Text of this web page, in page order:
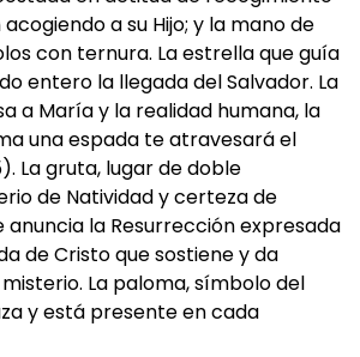
a su Hijo; y la mano de
con ternura. La estrella que guía
entero la llegada del Salvador. La
a María y la realidad humana, la
una espada te atravesará el
La gruta, lugar de doble
de Natividad y certeza de
anuncia la Resurrección expresada
de Cristo que sostiene y da
La paloma, símbolo del
y está presente en cada